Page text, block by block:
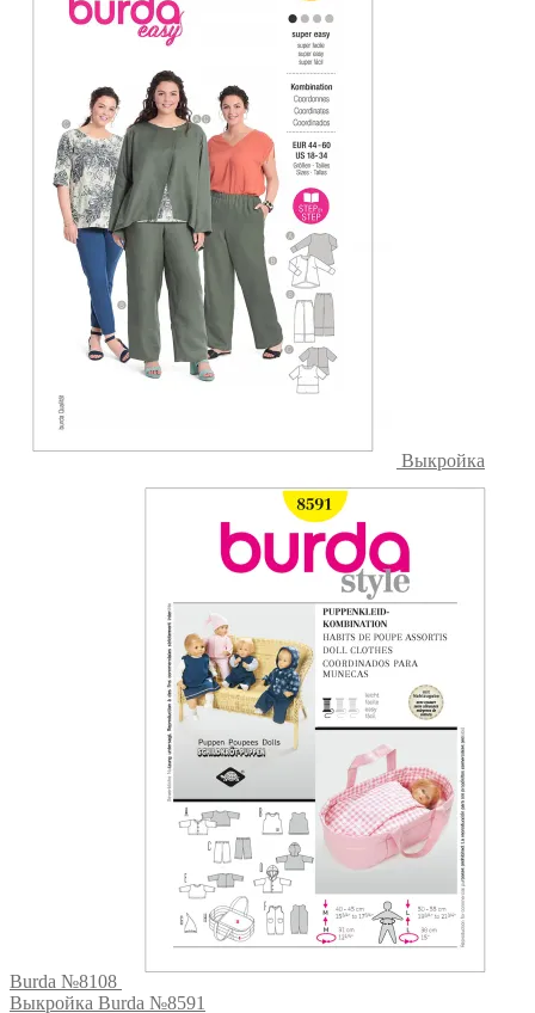
Выкройка
Burda №8108
Выкройка Burda №8591